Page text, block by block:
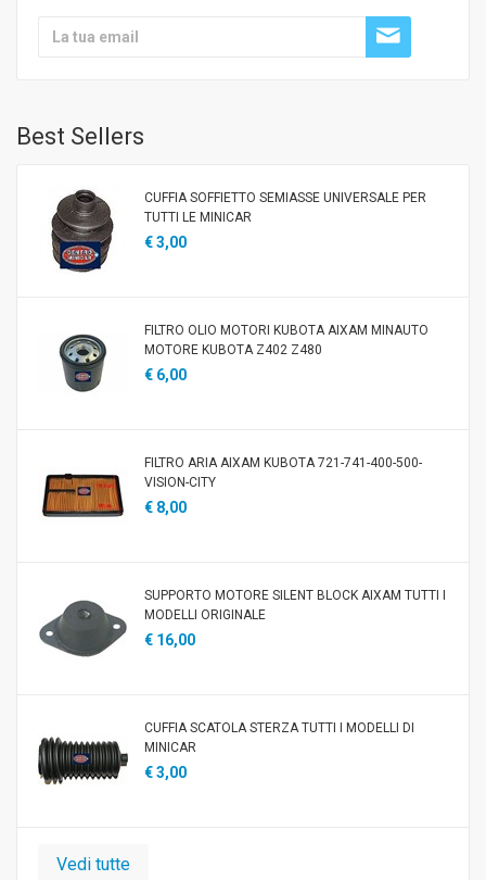
Best Sellers
CUFFIA SOFFIETTO SEMIASSE UNIVERSALE PER
TUTTI LE MINICAR
€ 3,00
FILTRO OLIO MOTORI KUBOTA AIXAM MINAUTO
MOTORE KUBOTA Z402 Z480
€ 6,00
FILTRO ARIA AIXAM KUBOTA 721-741-400-500-
VISION-CITY
€ 8,00
SUPPORTO MOTORE SILENT BLOCK AIXAM TUTTI I
MODELLI ORIGINALE
€ 16,00
CUFFIA SCATOLA STERZA TUTTI I MODELLI DI
MINICAR
€ 3,00
Vedi tutte